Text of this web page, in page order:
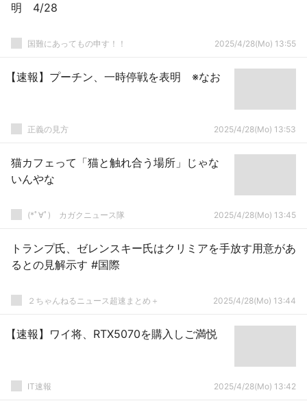
明 4/28
国難にあってもの申す！！ 2025/4/28(Mo) 13:55
【速報】プーチン、一時停戦を表明 ※なお
正義の見方 2025/4/28(Mo) 13:53
猫カフェって「猫と触れ合う場所」じゃな
いんやな
(*ﾟ∀ﾟ)ゞカガクニュース隊 2025/4/28(Mo) 13:45
トランプ氏、ゼレンスキー氏はクリミアを手放す用意があ
るとの見解示す #国際
２ちゃんねるニュース超速まとめ＋ 2025/4/28(Mo) 13:44
【速報】ワイ将、RTX5070を購入しご満悦
IT速報 2025/4/28(Mo) 13:42